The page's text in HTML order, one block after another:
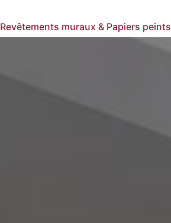
Revêtements muraux & Papiers peints